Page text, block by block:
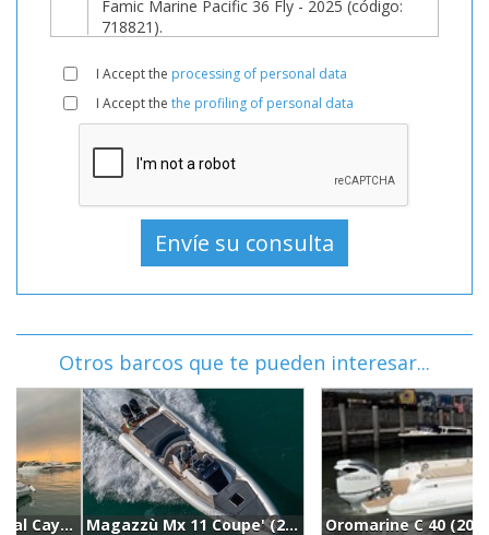
I Accept the processing of personal data
I Accept the the profiling of personal data
Otros barcos que te pueden interesar...
Oromarine C 40 (2025)